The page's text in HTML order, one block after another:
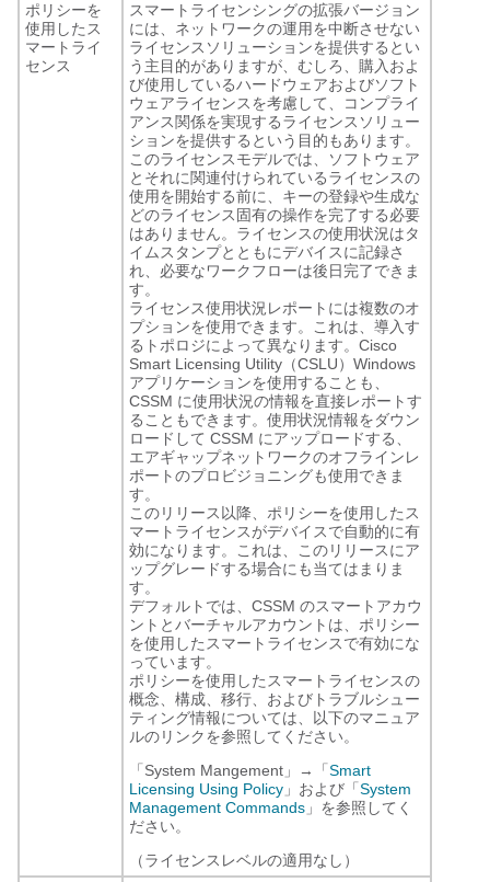
ポリシーを
使用したス
マートライ
センス
スマートライセンシングの拡張バージョン
には、ネットワークの運用を中断させない
ライセンスソリューションを提供するとい
う主目的がありますが、むしろ、購入およ
び使用しているハードウェアおよびソフト
ウェアライセンスを考慮して、コンプライ
アンス関係を実現するライセンスソリュー
ションを提供するという目的もあります。
このライセンスモデルでは、ソフトウェア
とそれに関連付けられているライセンスの
使用を開始する前に、キーの登録や生成な
どのライセンス固有の操作を完了する必要
はありません。ライセンスの使用状況はタ
イムスタンプとともにデバイスに記録さ
れ、必要なワークフローは後日完了できま
す。
ライセンス使用状況レポートには複数のオ
プションを使用できます。これは、導入す
るトポロジによって異なります。Cisco
Smart Licensing Utility（CSLU）Windows
アプリケーションを使用することも、
CSSM に使用状況の情報を直接レポートす
ることもできます。使用状況情報をダウン
ロードして CSSM にアップロードする、
エアギャップネットワークのオフラインレ
ポートのプロビジョニングも使用できま
す。
このリリース以降、ポリシーを使用したス
マートライセンスがデバイスで自動的に有
効になります。これは、このリリースにア
ップグレードする場合にも当てはまりま
す。
デフォルトでは、CSSM のスマートアカウ
ントとバーチャルアカウントは、ポリシー
を使用したスマートライセンスで有効にな
っています。
ポリシーを使用したスマートライセンスの
概念、構成、移行、およびトラブルシュー
ティング情報については、以下のマニュア
ルのリンクを参照してください。
「System Mangement」→「 Smart
Licensing Using Policy 」および「 System
Management Commands 」を参照してく
ださい。
（ライセンスレベルの適用なし）